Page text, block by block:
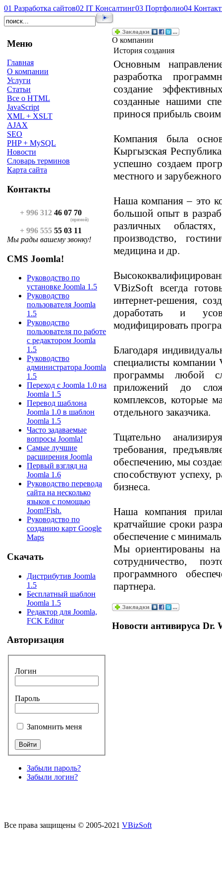
01 Разработка сайтов02 IT Консалтинг03 Портфолио04
Меню
Главная
О компании
Услуги
Статьи
Все о HTML
JavaScript
XML + XSLT
AJAX
SEO
PHP + MySQL
Новости
Словарь терминов
Карта сайта
Контакты
+ 996 312 46 07 70
(прямой)
+ 996 555 55 03 11
Мы рады вашему звонку!
CMS Joomla!
Руководство по
установке Joomla 1.5
Руководство
пользователя Joomla
1.5
Руководство
пользователя по работе
с редактором Joomla
1.5
Руководство
администратора Joomla
1.5
Переход с Joomla 1.0 на
Joomla 1.5
Перевод шаблона
Joomla 1.0 в шаблон
Joomla 1.5
Часто задаваемые
вопросы Joomla!
Самые лучшие
расширения Joomla
Первый взгляд на
Joomla 1.6
Руководство перевода
сайта на несколько
языков с помощью
Joom!Fish.
Руководство по
созданию карт Google
Maps
Скачать
Дистрибутив Joomla
1.5
Бесплатный шаблон
Joomla 1.5
Редактор для Joomla,
FCK Editor
Авторизация
Логин
Пароль
Запомнить меня
Забыли пароль?
Забыли логин?
О компании
История создания
Основным
разработка
создание
созданные нашими
принося прибыль своим
Компания была
Кыргызская
успешно создаем
местного и
Наша компания – это
большой опыт в
различных
производство,
медицина и др.
VBizSoft всегда
интернет-решения,
доработать и
модифицировать
Благодаря
специалисты компании
программы любой
приложений до
комплексов, которые
отдельного заказчика.
Тщательно
требования,
обеспечению, мы
способствуют успеху,
бизнеса.
Наша компания
кратчайшие сроки
обеспечение с
Мы ориентированы на
сотрудничество,
программного
партнера.
Новости антивируса Dr.
Все права защищены © 2005-2021 VBizSoft